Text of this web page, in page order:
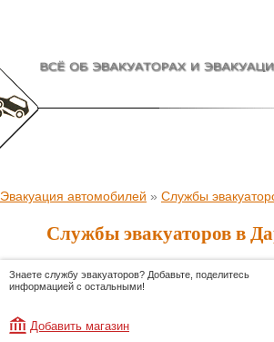
Эвакуация автомобилей » Службы
Службы эвакуаторов в
Знаете службу эвакуаторов? Добавьте, поделитесь
информацией с остальными!
Добавить магазин